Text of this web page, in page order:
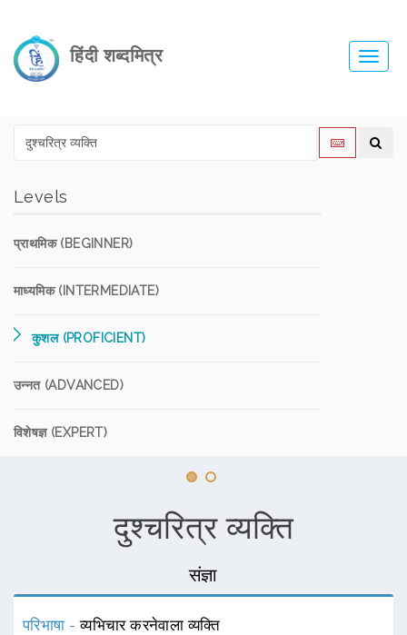
हिंदी शब्दमित्र
Levels
प्राथमिक (BEGINNER)
माध्यमिक (INTERMEDIATE)
कुशल (PROFICIENT)
उन्नत (ADVANCED)
विशेषज्ञ (EXPERT)
दुश्चरित्र व्यक्ति
संज्ञा
परिभाषा -व्यभिचार करनेवाला व्यक्ति